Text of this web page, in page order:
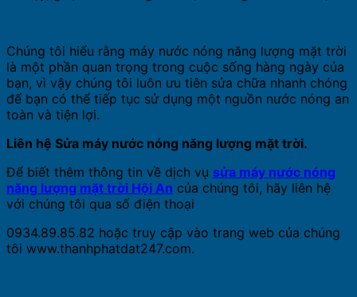
Chúng tôi hiểu rằng máy nước nóng năng lượng mặt trời
là một phần quan trọng trong cuộc sống hàng ngày của
bạn, vì vậy chúng tôi luôn ưu tiên sửa chữa nhanh chóng
để bạn có thể tiếp tục sử dụng một nguồn nước nóng an
toàn và tiện lợi.
Liên hệ Sửa máy nước nóng năng lượng mặt trời.
Để biết thêm thông tin về dịch vụ sửa máy nước nóng
năng lượng mặt trời Hội An của chúng tôi, hãy liên hệ
với chúng tôi qua số điện thoại
0934.89.85.82 hoặc truy cập vào trang web của chúng
tôi www.thanhphatdat247.com.